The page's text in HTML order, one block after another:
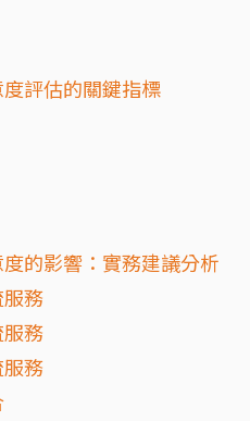
評估的關鍵指標
的影響：實務建議分析
務
務
務